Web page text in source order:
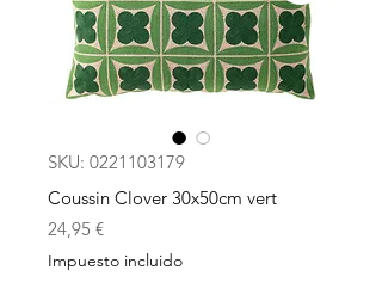
SKU: 0221103179
Coussin Clover 30x50cm vert
24,95 €Precio
Impuesto incluido